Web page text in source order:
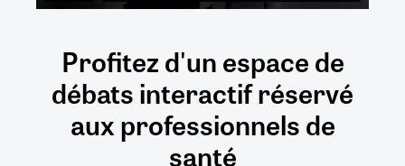
Profitez d'un espace de
débatsinteractifréservé
auxprofessionnels de
santé